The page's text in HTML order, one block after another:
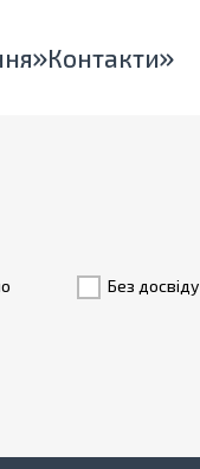
Контакти
Без досвіду